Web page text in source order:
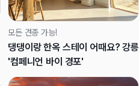
모든 견종 가능!
댕댕이랑 한옥 스테이 어때요? 강릉
'컴페니언 바이 경포'